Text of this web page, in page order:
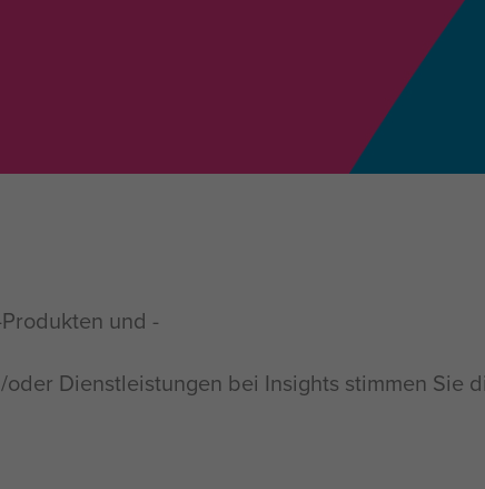
und -
oder Dienstleistungen bei Insights stimmen